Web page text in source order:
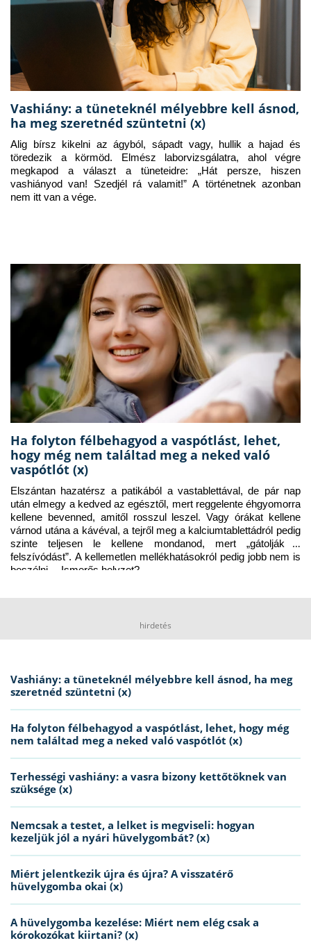
Vashiány: a tüneteknél mélyebbre kell ásnod,
ha meg szeretnéd szüntetni (x)
Alig bírsz kikelni az ágyból, sápadt vagy, hullik a hajad és
töredezik a körmöd. Elmész laborvizsgálatra, ahol végre
megkapod a választ a tüneteidre: „Hát persze, hiszen
vashiányod van! Szedjél rá valamit!” A történetnek azonban
nem itt van a vége.
Ha folyton félbehagyod a vaspótlást, lehet,
hogy még nem találtad meg a neked való
vaspótlót (x)
Elszántan hazatérsz a patikából a vastablettával, de pár nap
után elmegy a kedved az egésztől, mert reggelente éhgyomorra
kellene bevenned, amitől rosszul leszel. Vagy órákat kellene
várnod utána a kávéval, a tejről meg a kalciumtablettádról pedig
szinte teljesen le kellene mondanod, mert „gátolják a
felszívódást”. A kellemetlen mellékhatásokról pedig jobb nem is
beszélni… Ismerős helyzet?
hirdetés
Vashiány: a tüneteknél mélyebbre kell ásnod, ha meg
szeretnéd szüntetni (x)
Ha folyton félbehagyod a vaspótlást, lehet, hogy még
nem találtad meg a neked való vaspótlót (x)
Terhességi vashiány: a vasra bizony kettőtöknek van
szüksége (x)
Nemcsak a testet, a lelket is megviseli: hogyan
kezeljük jól a nyári hüvelygombát? (x)
Miért jelentkezik újra és újra? A visszatérő
hüvelygomba okai (x)
A hüvelygomba kezelése: Miért nem elég csak a
kórokozókat kiirtani? (x)